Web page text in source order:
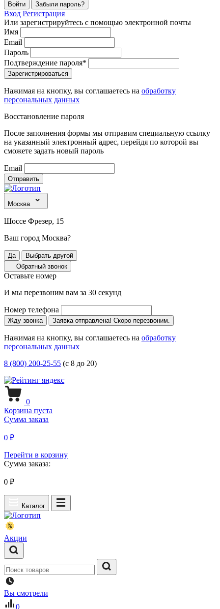
Войти Забыли пароль?
Вход Регистрация
Или зарегистрируйтесь с помощью электронной почты
Имя
Email
Пароль
Подтверждение пароля*
Зарегистрироваться
Нажимая на кнопку, вы соглашаетесь на обработку
персональных данных
Восстановление пароля
После заполнения формы мы отправим специальную ссылку
на указанный электронный адрес, перейдя по которой вы
сможете задать новый пароль
Email
Отправить
Москва
Шоссе Фрезер, 15
Ваш город Москва?
Да
Выбрать другой
Обратный звонок
Оставьте номер
И мы перезвоним вам за 30 секунд
Номер телефона
Жду звонка Заявка отправлена! Скоро перезвоним.
Нажимая на кнопку, вы соглашаетесь на обработку
персональных данных
8 (800) 200-25-55 (с 8 до 20)
0
Корзина пуста
Сумма заказа
0 ₽
Перейти в корзину
Сумма заказа:
0 ₽
Каталог
Акции
Вы смотрели
0